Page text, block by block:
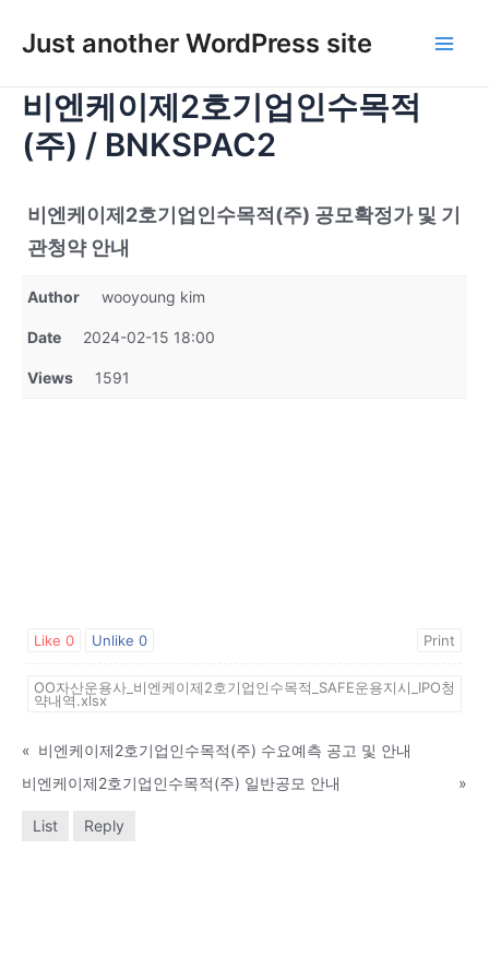
Just another WordPress site
비엔케이제2호기업인수목적
(주) / BNKSPAC2
비엔케이제2호기업인수목적(주) 공모확정가 및 기
관청약 안내
Author wooyoung kim
Date 2024-02-15 18:00
Views 1591
Like 0 Unlike 0 Print
OO자산운용사_비엔케이제2호기업인수목적_SAFE운용지시_IPO청
약내역.xlsx
« 비엔케이제2호기업인수목적(주) 수요예측 공고 및 안내
비엔케이제2호기업인수목적(주) 일반공모 안내
»
List Reply